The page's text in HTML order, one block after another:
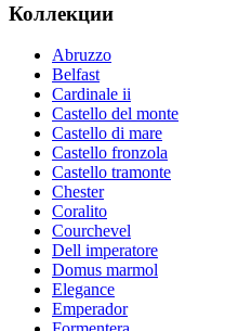
Коллекции
Abruzzo
Belfast
Cardinale ii
Castello del monte
Castello di mare
Castello fronzola
Castello tramonte
Chester
Coralito
Courchevel
Dell imperatore
Domus marmol
Elegance
Emperador